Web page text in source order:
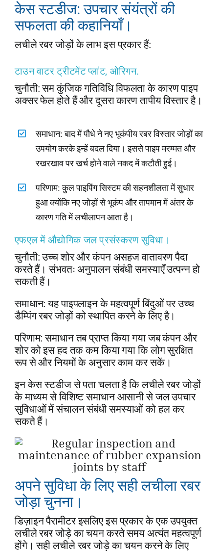
केस स्टडीज: उपचार संयंत्रों की
सफलता की कहानियाँ।
लचीले रबर जोड़ों के लाभ इस प्रकार हैं:
टाउन वाटर ट्रीटमेंट प्लांट, ओरिगन.
चुनौती: सम कुंजिक गतिविधि विफलता के कारण पाइप
अक्सर फेल होते हैं और दूसरा कारण तापीय विस्तार है।
समाधान: बाद में पौधे ने नए भूकंपीय रबर विस्तार जोड़ों का
उपयोग करके इन्हें बदल दिया। इससे पाइप मरम्मत और
रखरखाव पर खर्च होने वाले नकद में कटौती हुई।
परिणाम: कुल पाइपिंग सिस्टम की सहनशीलता में सुधार
हुआ क्योंकि नए जोड़ों से भूकंप और तापमान में अंतर के
कारण गति में लचीलापन आता है।
एफएल में औद्योगिक जल प्रसंस्करण सुविधा।
चुनौती: उच्च शोर और कंपन असहज वातावरण पैदा
करते हैं। संभवतः अनुपालन संबंधी समस्याएँ उत्पन्न हो
सकती हैं।
समाधान: यह पाइपलाइन के महत्वपूर्ण बिंदुओं पर उच्च
डैम्पिंग रबर जोड़ों को स्थापित करने के लिए है।
परिणाम: समाधान तब प्राप्त किया गया जब कंपन और
शोर को इस हद तक कम किया गया कि लोग सुरक्षित
रूप से और नियमों के अनुसार काम कर सकें।
इन केस स्टडीज से पता चलता है कि लचीले रबर जोड़ों
के माध्यम से विशिष्ट समाधान आसानी से जल उपचार
सुविधाओं में संचालन संबंधी समस्याओं को हल कर
सकते हैं।
अपने सुविधा के लिए सही लचीला रबर
जोड़ा चुनना।
डिज़ाइन पैरामीटर इसलिए इस प्रकार के एक उपयुक्त
लचीले रबर जोड़े का चयन करते समय अत्यंत महत्वपूर्ण
होंगे। सही लचीले रबर जोड़े का चयन करने के लिए